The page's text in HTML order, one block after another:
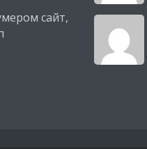
сайт,